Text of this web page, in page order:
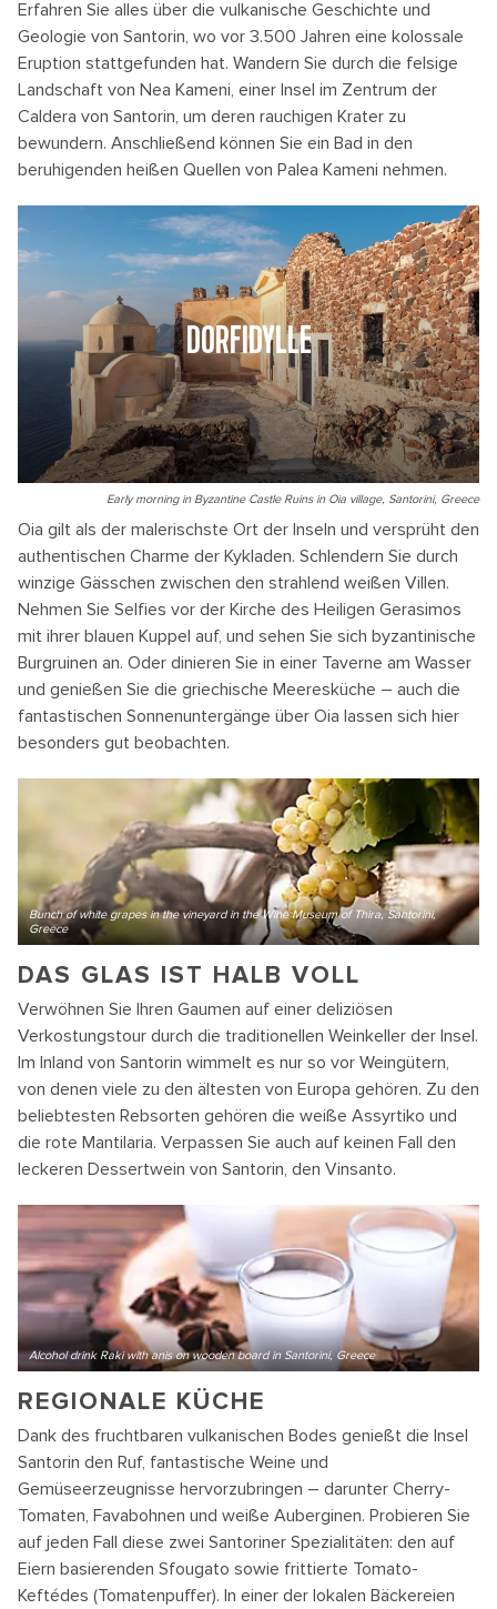
Erfahren Sie alles über die vulkanische Geschichte und
Geologie von Santorin, wo vor 3.500 Jahren eine kolossale
Eruption stattgefunden hat. Wandern Sie durch die felsige
Landschaft von Nea Kameni, einer Insel im Zentrum der
Caldera von Santorin, um deren rauchigen Krater zu
bewundern. Anschließend können Sie ein Bad in den
beruhigenden heißen Quellen von Palea Kameni nehmen.
DORFIDYLLE
Early morning in Byzantine Castle Ruins in Oia village, Santorini, Greece
Oia gilt als der malerischste Ort der Inseln und versprüht den
authentischen Charme der Kykladen. Schlendern Sie durch
winzige Gässchen zwischen den strahlend weißen Villen.
Nehmen Sie Selfies vor der Kirche des Heiligen Gerasimos
mit ihrer blauen Kuppel auf, und sehen Sie sich byzantinische
Burgruinen an. Oder dinieren Sie in einer Taverne am Wasser
und genießen Sie die griechische Meeresküche – auch die
fantastischen Sonnenuntergänge über Oia lassen sich hier
besonders gut beobachten.
Bunch of white grapes in the vineyard in the Wine Museum of Thira, Santorini,
Greece
DAS GLAS IST HALB VOLL
Verwöhnen Sie Ihren Gaumen auf einer deliziösen
Verkostungstour durch die traditionellen Weinkeller der Insel.
Im Inland von Santorin wimmelt es nur so vor Weingütern,
von denen viele zu den ältesten von Europa gehören. Zu den
beliebtesten Rebsorten gehören die weiße Assyrtiko und
die rote Mantilaria. Verpassen Sie auch auf keinen Fall den
leckeren Dessertwein von Santorin, den Vinsanto.
Alcohol drink Raki with anis on wooden board in Santorini, Greece
REGIONALE KÜCHE
Dank des fruchtbaren vulkanischen Bodes genießt die Insel
Santorin den Ruf, fantastische Weine und
Gemüseerzeugnisse hervorzubringen – darunter Cherry-
Tomaten, Favabohnen und weiße Auberginen. Probieren Sie
auf jeden Fall diese zwei Santoriner Spezialitäten: den auf
Eiern basierenden Sfougato sowie frittierte Tomato-
Keftédes (Tomatenpuffer). In einer der lokalen Bäckereien